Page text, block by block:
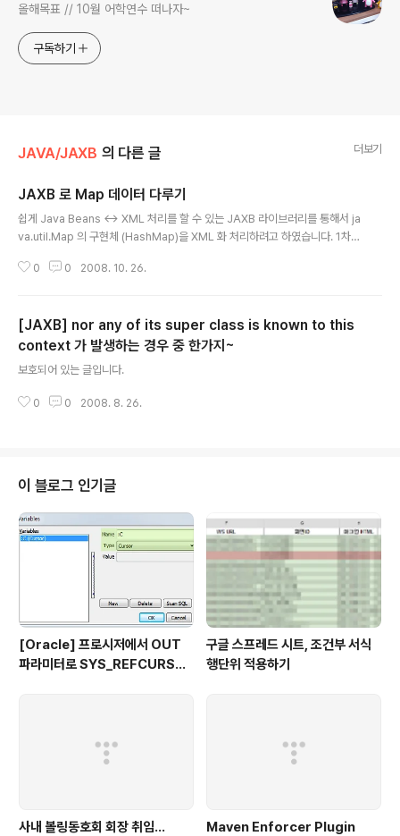
올해목표 // 10월 어학연수 떠나자~
구독하기
JAVA/JAXB 의 다른 글 더보기
JAXB 로 Map 데이터 다루기
쉽게 Java Beans ↔ XML 처리를 할 수 있는 JAXB 라이브러리를 통해서 ja
va.util.Map 의 구현체 (HashMap)을 XML 화 처리하려고 하였습니다. 1차적
Marshaller marshaller = JAXBContext.newInstance(HashMap.cla
ORMATTED_OUTPUT, true); 결과는 javax.xml.bind.MarshalExcepti
on - with ..
0 0 2008. 10. 26.
[JAXB] nor any of its super class is known to this
context 가 발생하는 경우 중 한가지~
보호되어 있는 글입니다.
0 0 2008. 8. 26.
이 블로그 인기글
[Oracle] 프로시저에서 OUT
파라미터로 SYS_REFCURSO
구글 스프레드 시트, 조건부 서식
행단위 적용하기
사내 볼링동호회 회장 취임... Maven Enforcer Plugin